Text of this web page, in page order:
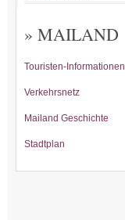
» MAILAND
Touristen-Informationen
Verkehrsnetz
Mailand Geschichte
Stadtplan